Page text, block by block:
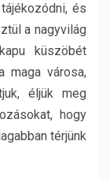
és
a nagyvilág
küszöbét
maga városa,
éljük meg
hogy
térjünk